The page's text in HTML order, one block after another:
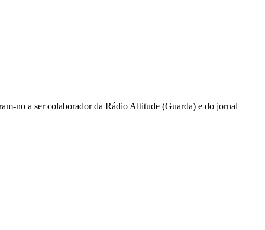
no a ser colaborador da Rádio Altitude (Guarda) e do jornal